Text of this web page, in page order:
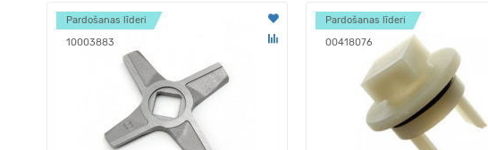
Pardošanas līderi
10003883
Pardošanas līderi
00418076